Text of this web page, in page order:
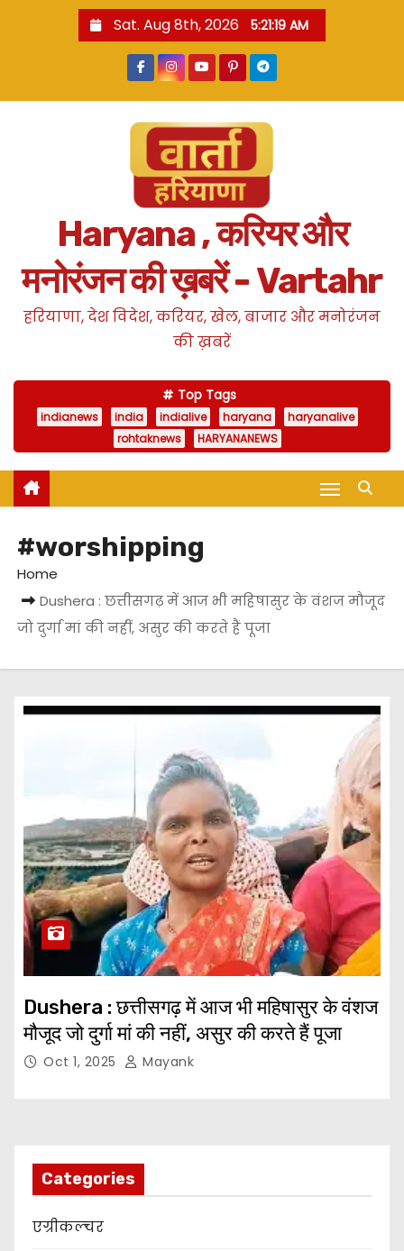
Sat. Aug 8th, 2026 5:21:20 AM
Haryana , करियर और
मनोरंजन की ख़बरें - Vartahr
हरियाणा, देश विदेश, करियर, खेल, बाजार और मनोरंजन
की ख़बरें
Top Tags
indianews india indialive haryana
haryanalive
rohtaknews
HARYANANEWS
#worshipping
Home
Dushera : छत्तीसगढ़ में आज भी महिषासुर के वंशज मौजूद
जो दुर्गा मां की नहीं, असुर की करते हैं पूजा
Dushera : छत्तीसगढ़ में आज भी महिषासुर के वंशज
मौजूद जो दुर्गा मां की नहीं, असुर की करते हैं पूजा
Oct 1, 2025 Mayank
Categories
एग्रीकल्चर